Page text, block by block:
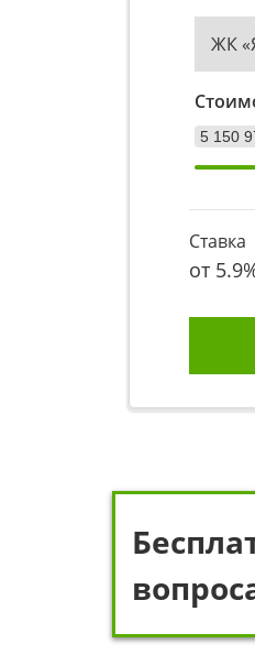
ЖК
5 150
Ставка
от 5.9